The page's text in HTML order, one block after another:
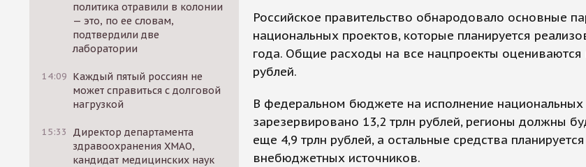
политика отравили в колонии
— это, по ее словам,
подтвердили две
лаборатории
14:09 Каждый пятый россиян не
может справиться с долговой
нагрузкой
15:33
Директор департамента
здравоохранения ХМАО,
кандидат медицинских наук
Российское правительство обнародовало основные
национальных проектов, которые планируется
года. Общие расходы на все нацпроекты оцениваются
рублей.
В федеральном бюджете на исполнение национальных
зарезервировано 13,2 трлн рублей, регионы должны
еще 4,9 трлн рублей, а остальные средства
внебюджетных источников.